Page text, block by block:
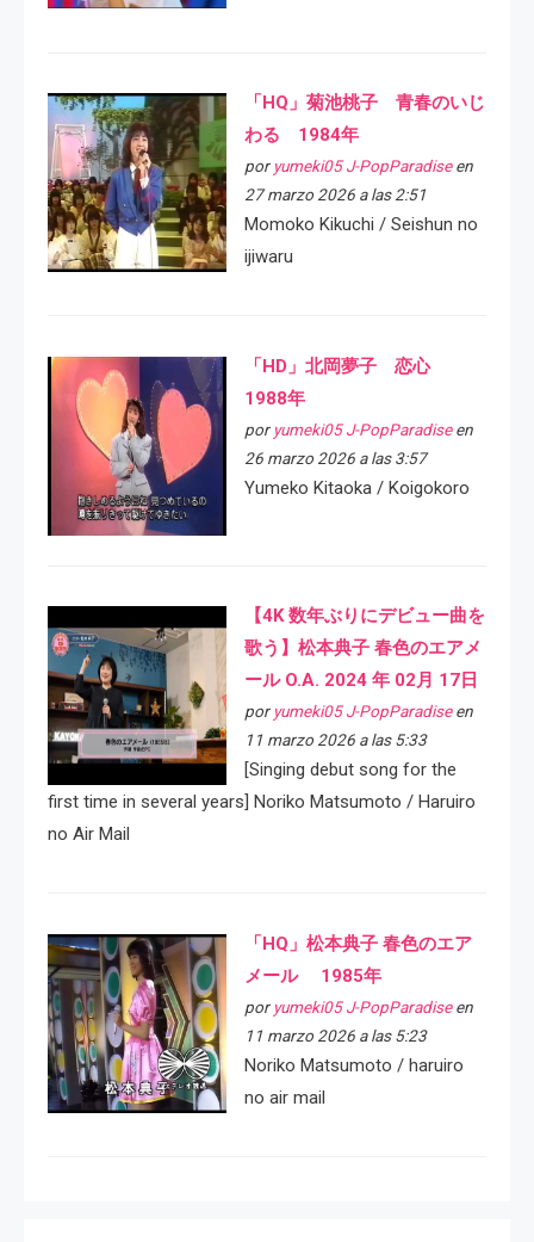
「HQ」菊池桃子 青春のいじ
わる 1984年
por yumeki05 J-PopParadiseen
27 marzo 2026 a las 2:51
Momoko Kikuchi / Seishun no
ijiwaru
「HD」北岡夢子 恋心
1988年
por yumeki05 J-PopParadiseen
26 marzo 2026 a las 3:57
Yumeko Kitaoka / Koigokoro
【4K 数年ぶりにデビュー曲を
歌う】松本典子 春色のエアメ
ール O.A. 2024 年 02月 17日
por yumeki05 J-PopParadiseen
11 marzo 2026 a las 5:33
[Singing debut song for the
first time in several years] Noriko Matsumoto / Haruiro
no Air Mail
「HQ」松本典子 春色のエア
メール 1985年
por yumeki05 J-PopParadiseen
11 marzo 2026 a las 5:23
Noriko Matsumoto / haruiro
no air mail